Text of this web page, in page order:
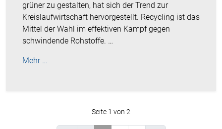
grüner zu gestalten, hat sich der Trend zur
Kreislaufwirtschaft hervorgestellt. Recycling ist das
Mittel der Wahl im effektiven Kampf gegen
schwindende Rohstoffe. …
Mehr …
Seite 1 von 2